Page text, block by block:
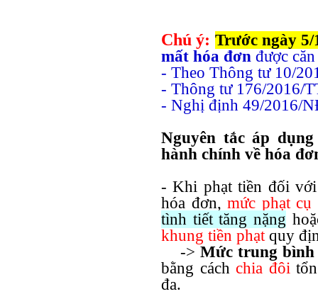
Chú ý: Trước ngày 5/
mất hóa đơn được
- Theo Thông tư 10/
- Thông tư 176/2016/
- Nghị định 49/2016/
Nguyên tắc áp
hành chính về hóa
- Khi phạt tiền đối
hóa đơn, mức phạt cụ
tình tiết tăng nặng
khung tiền phạtquy
->Mức trung bình
bằng cáchchia đôi
đa.